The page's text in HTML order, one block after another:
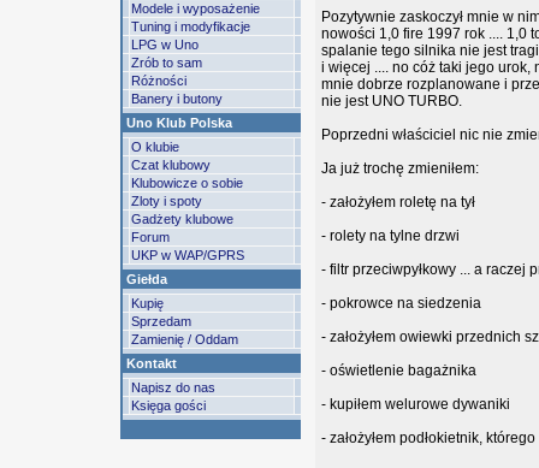
Modele i wyposażenie
Tuning i modyfikacje
LPG w Uno
Zrób to sam
Różności
Banery i butony
Uno Klub Polska
O klubie
Czat klubowy
Klubowicze o sobie
Zloty i spoty
Gadżety klubowe
Forum
UKP w WAP/GPRS
Giełda
Kupię
Sprzedam
Zamienię / Oddam
Kontakt
Napisz do nas
Księga gości
Pozytywnie zaskoczył mnie w
nowości 1,0 fire 1997 rok .... 1,0
spalanie tego silnika nie jest
i więcej .... no cóż taki jego
mnie dobrze rozplanowane i
nie jest UNO TURBO.
Poprzedni właściciel nic nie
Ja już trochę zmieniłem:
- założyłem roletę na tył
- rolety na tylne drzwi
- filtr przeciwpyłkowy ... a raczej
- pokrowce na siedzenia
- założyłem owiewki przednich
- oświetlenie bagażnika
- kupiłem welurowe dywaniki
- założyłem podłokietnik,